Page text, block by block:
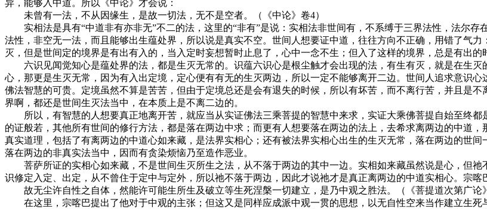
异，能够入中道。所以《中论》才会说：
未曾有一法，不从因缘生，是故一切法，无不是空者。（《中论》卷4）
实相法是具有“中道非有亦非无”不二的法，这里的“非有”是说：实相法非世间有，不系缚于三界法性，法尔存
法性，非空无一法，而且能够出生蕴处界，所以说是真实不空。世间人想要证中道，往往方向不正确，用错了气
灭，但是世间定的境界是有出有入的，当入定时妄想暂时止息了，心中一念不生；但入了这样的境界，总是有出的
六识见闻觉知心是蕴处界的法，都是生灭无常的。识蕴六识心是根尘触才会出现的法，有生有灭，就是在生灭
心，那更是生灭无常，因为有入出定境，定心便有有无的生灭两边，所以一定不能够离开二边。世间人追求意识
佛法智慧的可贵。定境虽然不算是苦苦，但由于定境总还是会有退失的时候，所以有坏苦，而不离行苦，并且是
界啊，都还是世间生灭法当中，在本质上是不离二边的。
所以，有智慧的人想要真正地离开苦，就应当从实证佛法三乘菩提的智慧中来求，实证大乘佛菩提自始至终都
的证般若，其他所有世间的修行方法，都是落在两边中求；而更有人想要落在两边的法上，去希求离两边的中道
真实道理，包括了有离两边的中道心如来藏，是法界实相心；还有被法界实相心出生的生灭无常，落在两边的世
落在两边的非真实法当中，因而有贪染烦恼乃至造作恶业。
菩萨所证的实相心如来藏，不是世间生灭所生之法，从不落于两边的其中一边。实相如来藏虽然说是心，但祂
识修定入定、出定，从不曾住于定中与定外，所以祂不落于两边，因此才说祂才是真正离两边的中道实相心。宗喀
故无尘许自性之自体，然能许可能生所生及破立等生死涅槃一切建立，是乃中观之胜法。（《菩提道次第广论
在这里，宗喀巴提出了他对于中观的主张；但这又是同样应成派中观一贯的思想，以无自性空来当作建立生死